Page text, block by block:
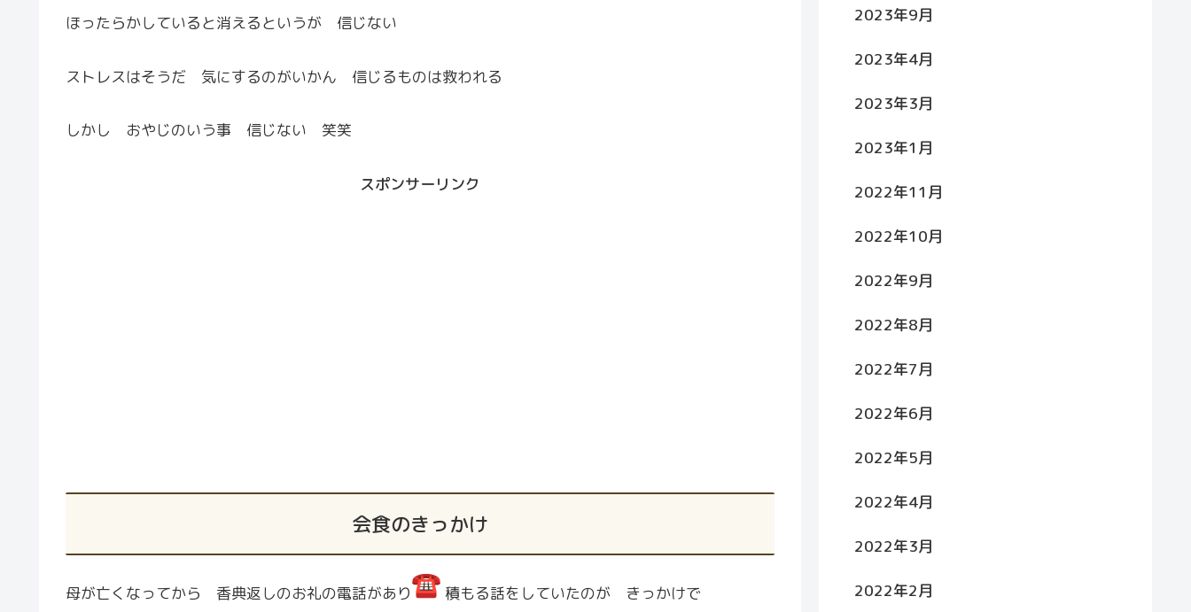
ほったらかしていると消えるというが 信じない
ストレスはそうだ 気にするのがいかん 信じるものは救われる
しかし おやじのいう事 信じない 笑笑
スポンサーリンク
会食のきっかけ
母が亡くなってから 香典返しのお礼の電話があり 積もる話をしていたのが きっかけで
2023年9月
2023年4月
2023年3月
2023年1月
2022年11月
2022年10月
2022年9月
2022年8月
2022年7月
2022年6月
2022年5月
2022年4月
2022年3月
2022年2月